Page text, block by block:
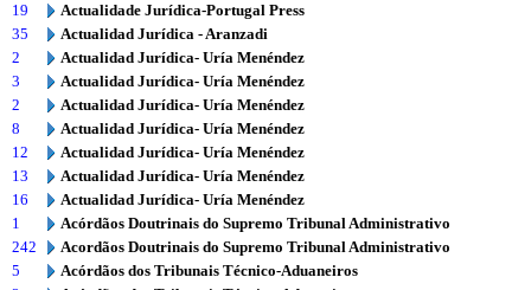
19
Actualidade Jurídica-Portugal Press
35
Actualidad Jurídica - Aranzadi
2
Actualidad Jurídica- Uría Menéndez
3
Actualidad Jurídica- Uría Menéndez
2
Actualidad Jurídica- Uría Menéndez
8
Actualidad Jurídica- Uría Menéndez
12
Actualidad Jurídica- Uría Menéndez
13
Actualidad Jurídica- Uría Menéndez
16
Actualidad Jurídica- Uría Menéndez
1
Acórdãos Doutrinais do Supremo Tribunal Administrativo
242
Acordãos Doutrinais do Supremo Tribunal Administrativo
5
Acórdãos dos Tribunais Técnico-Aduaneiros